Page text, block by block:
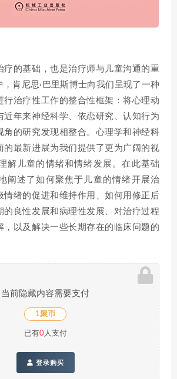
疗的基础，也是治疗师与儿童沟通的重
肯尼思·巴里斯博士向我们呈现了一种
行治疗性工作的整合性框架：将心理动
近年来神经科学、依恋研究、认知行为
角的研究发现相整合。心理学和神经科
的最新进展为我们提供了更为广阔的视
解儿童的情绪和情绪发展。在此基础
阐述了如何聚焦于儿童的情绪开展治
情绪的促进和维持作用、如何用修正后
的良性发展和病理性发展、对治疗过程
，以及解决一些长期存在的临床问题的
当前隐藏内容需要支付
1聚币
已有0人支付
登录购买